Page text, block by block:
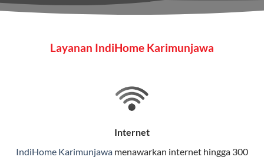
hiburan berkualitas tinggi.
pengguna rumah dan bisnis.
stabil, dan memiliki berbagai pilihan paket IndiHome
Layanan IndiHome Karimunjawa
Internet
IndiHome Karimunjawa menawarkan internet hingga 300